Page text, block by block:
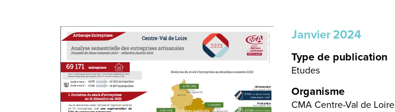
Janvier2024
Type de publication
Etudes
Organisme
CMA Centre-Val de Loire